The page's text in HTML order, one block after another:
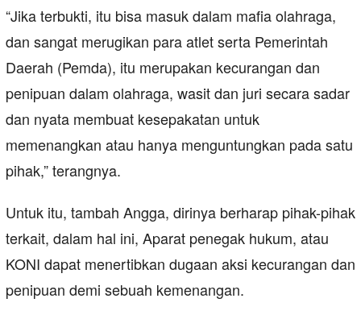
“Jika terbukti, itu bisa masuk dalam mafia olahraga,
dan sangat merugikan para atlet serta Pemerintah
Daerah (Pemda), itu merupakan kecurangan dan
penipuan dalam olahraga, wasit dan juri secara sadar
dan nyata membuat kesepakatan untuk
memenangkan atau hanya menguntungkan pada satu
pihak,” terangnya.
Untuk itu, tambah Angga, dirinya berharap pihak-pihak
terkait, dalam hal ini, Aparat penegak hukum, atau
KONI dapat menertibkan dugaan aksi kecurangan dan
penipuan demi sebuah kemenangan.